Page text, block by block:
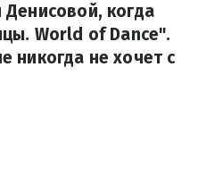
Денисовой, когда
World of Dance".
никогда не хочет с